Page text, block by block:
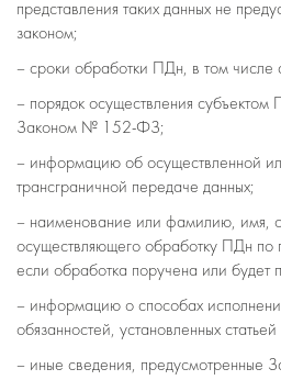
представления таких данных не
законом;
– сроки обработки ПДн, в том числе
– порядок осуществления
Законом № 152-ФЗ;
– информацию об осуществленной
трансграничной передаче данных;
– наименование или фамилию, имя,
осуществляющего обработку ПДн
если обработка поручена или будет
– информацию о способах
обязанностей, установленных
– иные сведения,